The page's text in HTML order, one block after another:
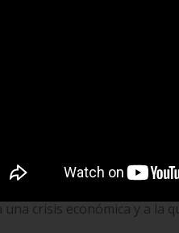
deuda pésima,
olvídalo y no firmes.
ten en cuenta que
y, en muchos casos, es
a nivel estatal como
se gasta más de
crisis económica y a la